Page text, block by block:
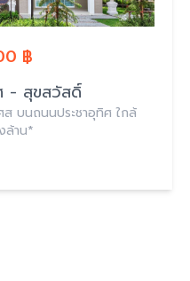
฿
- สุขสวัสดิ์
บนถนนประชาอุทิศ ใกล้
ล้าน*